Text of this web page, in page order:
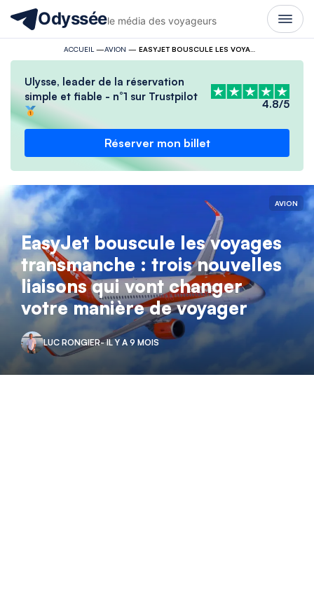
Odysséele média des voyageurs
ACCUEIL —AVION —
Ulysse, leader de la réservation
simple et fiable - n°1 sur Trustpilot
4.8/5
Réserver mon billet
AVION
EasyJet bouscule les voyages
transmanche : trois nouvelles
liaisons qui vont changer
votre manière de voyager
LUC RONGIER- IL Y A 9 MOIS